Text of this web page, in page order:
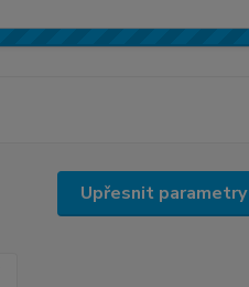
Upřesnit parametry